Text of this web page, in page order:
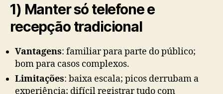
1) Manter só telefone e
recepção tradicional
Vantagens: familiar para parte do público;
bom para casos complexos.
Limitações: baixa escala; picos derrubam a
experiência; difícil registrar tudo com